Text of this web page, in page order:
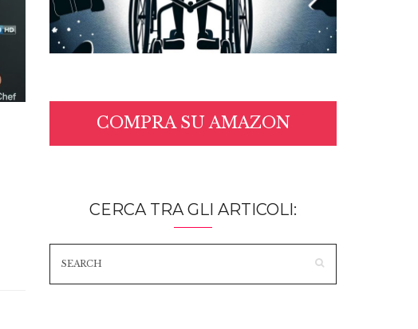
COMPRA SU AMAZON
CERCA TRA GLI ARTICOLI: